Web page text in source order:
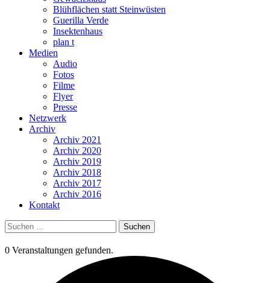
Blühflächen statt Steinwüsten
Guerilla Verde
Insektenhaus
plan t
Medien
Audio
Fotos
Filme
Flyer
Presse
Netzwerk
Archiv
Archiv 2021
Archiv 2020
Archiv 2019
Archiv 2018
Archiv 2017
Archiv 2016
Kontakt
Suchen
nach:
0 Veranstaltungen gefunden.